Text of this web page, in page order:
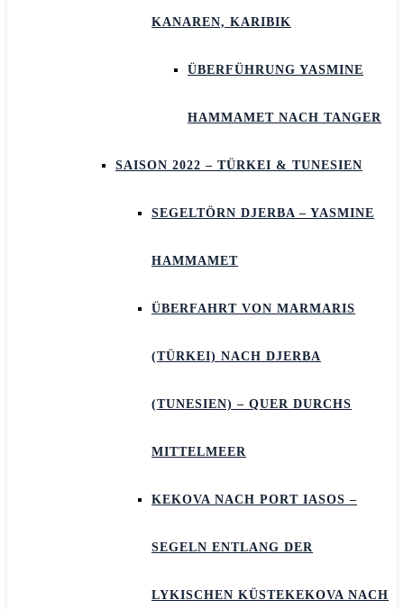
KANAREN, KARIBIK
ÜBERFÜHRUNG YASMINE
HAMMAMET NACH TANGER
SAISON 2022 – TÜRKEI & TUNESIEN
SEGELTÖRN DJERBA – YASMINE
HAMMAMET
ÜBERFAHRT VON MARMARIS
(TÜRKEI) NACH DJERBA
(TUNESIEN) – QUER DURCHS
MITTELMEER
KEKOVA NACH PORT IASOS –
SEGELN ENTLANG DER
LYKISCHEN KÜSTEKEKOVA NACH